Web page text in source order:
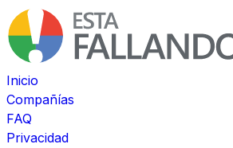
Inicio
Compañías
FAQ
Privacidad